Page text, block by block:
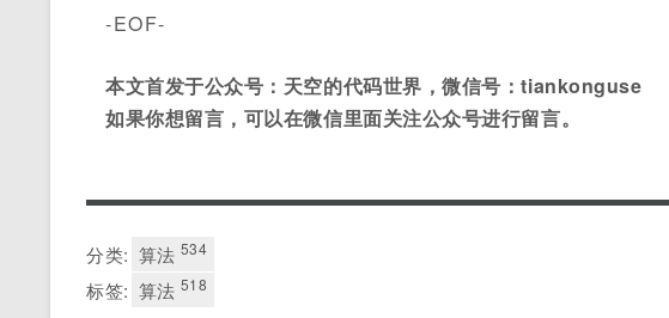
-EOF-
本文首发于公众号：天空的代码世界，微信号：tiankonguse
如果你想留言，可以在微信里面关注公众号进行留言。
分类: 算法534
标签: 算法518